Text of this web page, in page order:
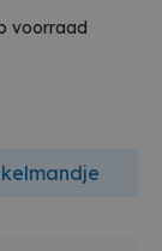
voorraad